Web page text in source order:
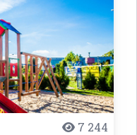
7 244